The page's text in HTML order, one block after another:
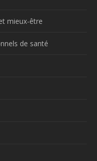
mieux-être
de santé